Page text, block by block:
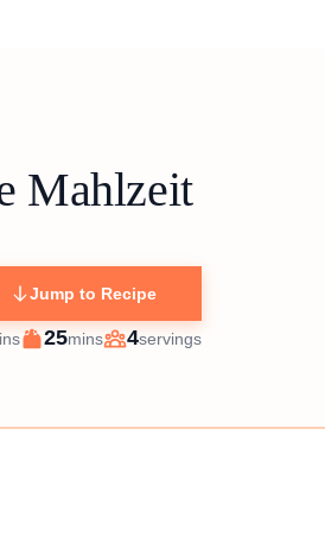
Mahlzeit
Jump to Recipe
Cook
25minutes
mins
Servings
4servings